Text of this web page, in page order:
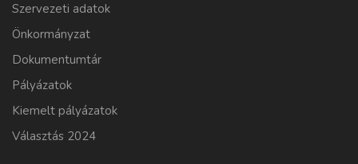
Szervezeti adatok
Önkormányzat
Dokumentumtár
Pályázatok
Kiemelt pályázatok
Választás 2024